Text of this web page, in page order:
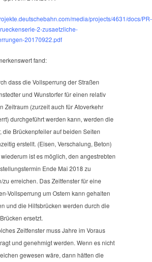
media/projects/4631/docs/PR-
2-zusaetzliche-
20170922.pdf
fand:
dass die Vollsperrung der Straßen
und Wunstorfer für einen relativ
Zeitraum (zurzeit auch für Atoverkehr
durchgeführt werden kann, werden die
die Brückenpfeiler auf beiden Seiten
erstellt. (Eisen, Verschalung, Beton)
ist es möglich, den angestrebten
Ende Mai 2018 zu
zu erreichen. Das Zeitfenster für eine
Vollsperrung um Ostern kann gehalten
und die Hilfsbrücken werden durch die
ersetzt.
Zeitfenster muss Jahre im Voraus
und genehmigt werden. Wenn es nicht
gewesen wäre, dann hätten die